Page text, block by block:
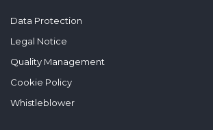
Data Protection
Legal Notice
Quality Management
Cookie Policy
Whistleblower